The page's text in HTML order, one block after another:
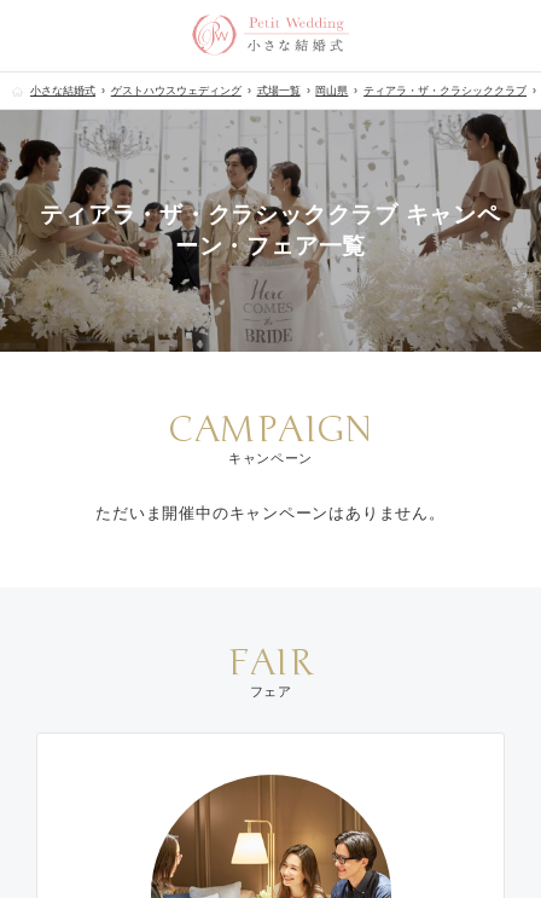
小さな結婚式 ゲストハウスウェディング 式場一覧 岡山県 ティアラ・ザ・クラシッククラブ
ティアラ・ザ・クラシッククラブ キャンペ
ーン・フェア一覧
CAMPAIGN
キャンペーン
ただいま開催中のキャンペーンはありません。
FAIR
フェア